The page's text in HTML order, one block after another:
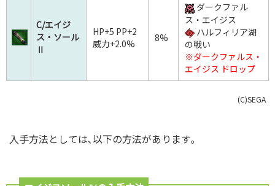
C/エイジ
ス・ソール
Ⅱ
HP+5 PP+2
威力+2.0%
8%
ダークファル
ス・エイジス
ハルフィリア湖
の戦い
※ダークファルス・
エイジス ドロップ
(C)SEGA
入手方法としては､以下の方法があります｡